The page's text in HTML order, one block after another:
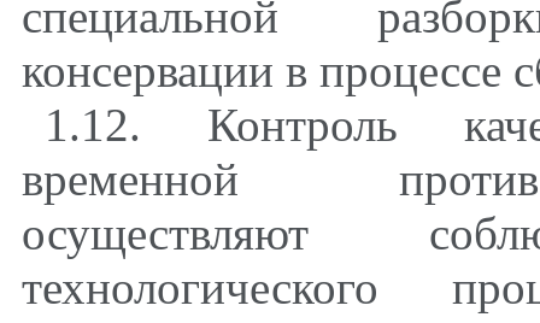
специальной
консервации в процессе
1.12. Контроль
временной
осуществляют
технологического